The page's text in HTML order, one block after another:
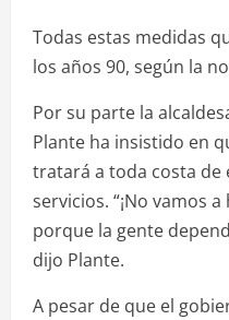
Todas estas medidas
los años 90, según la
Por su parte la
Plante ha insistido en
tratará a toda costa de
servicios. “¡No vamos
porque la gente
dijo Plante.
A pesar de que el